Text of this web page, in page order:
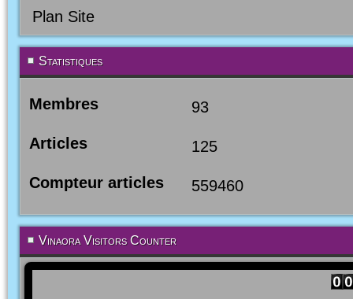
Plan Site
Statistiques
Membres 93
Articles 125
Compteur articles 559460
Vinaora Visitors Counter